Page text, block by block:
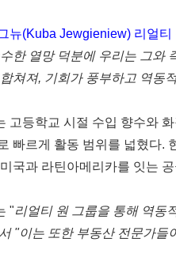
뉴(Kuba Jewgieniew) 리얼티
한 열망 덕분에 우리는 그와
합쳐져, 기회가 풍부하고 역동
고등학교 시절 수입 향수와
빠르게 활동 범위를 넓혔다.
미국과 라틴아메리카를 잇는
"리얼티 원 그룹을 통해 역동
"이는 또한 부동산 전문가들